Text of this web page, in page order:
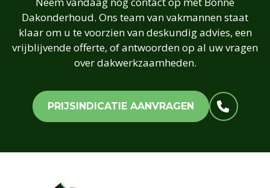
Dakonderhoud. Ons team van vakmannen staat
klaar om u te voorzien van deskundig advies, een
vrijblijvende offerte, of antwoorden op al uw vragen
over dakwerkzaamheden.
PRIJSINDICATIE AANVRAGEN